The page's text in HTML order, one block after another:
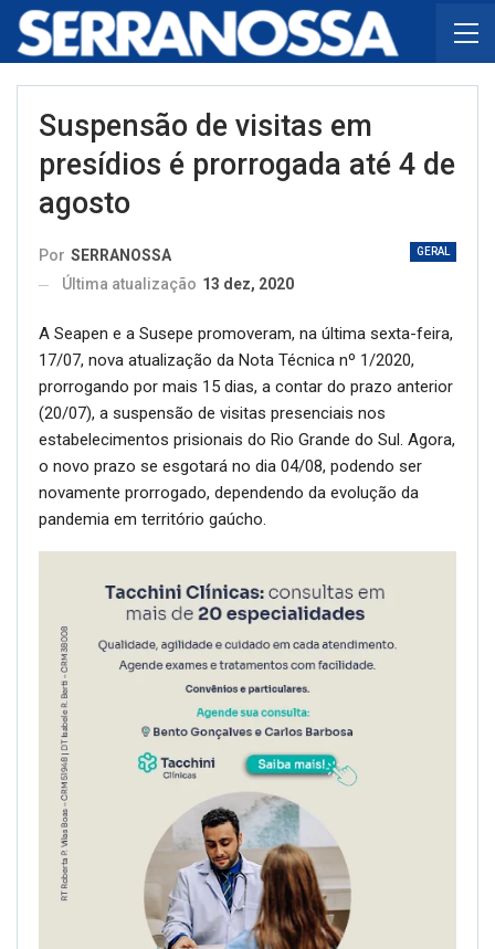
Suspensão de visitas em
presídios é prorrogada até 4 de
agosto
GERAL
Por SERRANOSSA
Última atualização 13 dez, 2020
A Seapen e a Susepe promoveram, na última sexta-feira,
17/07, nova atualização da Nota Técnica nº 1/2020,
prorrogando por mais 15 dias, a contar do prazo anterior
(20/07), a suspensão de visitas presenciais nos
estabelecimentos prisionais do Rio Grande do Sul. Agora,
o novo prazo se esgotará no dia 04/08, podendo ser
novamente prorrogado, dependendo da evolução da
pandemia em território gaúcho.